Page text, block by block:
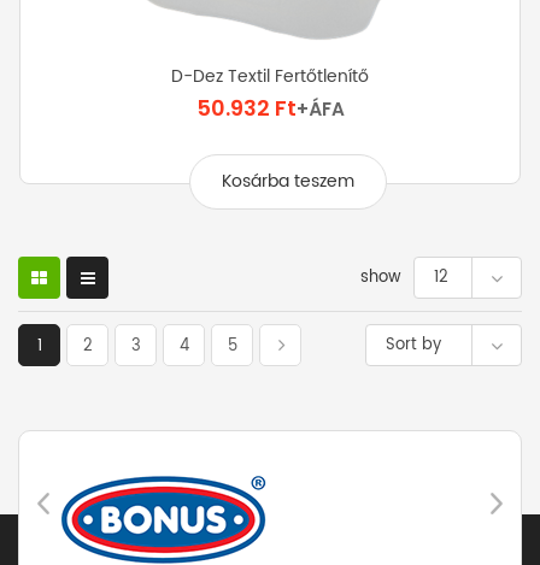
D-Dez Textil Fertőtlenítő
50.932 Ft+ÁFA
Kosárba teszem
show 12
Sort by
1 2 3 4 5